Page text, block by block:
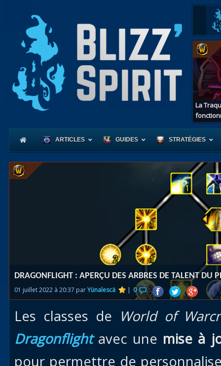
La
ARTICLES GUIDES
Coeur
Races
des îles
STRATÉGIES
DRAGONFLIGHT : APERÇU DES ARBRES DE TALENT DU
01 juillet 2022 à 20:37 parYünalescä | 0
Les classes de World of
Dragonflightavec une mise à
pour permettre de